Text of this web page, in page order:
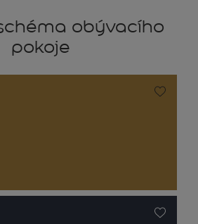
obývacího
pokoje